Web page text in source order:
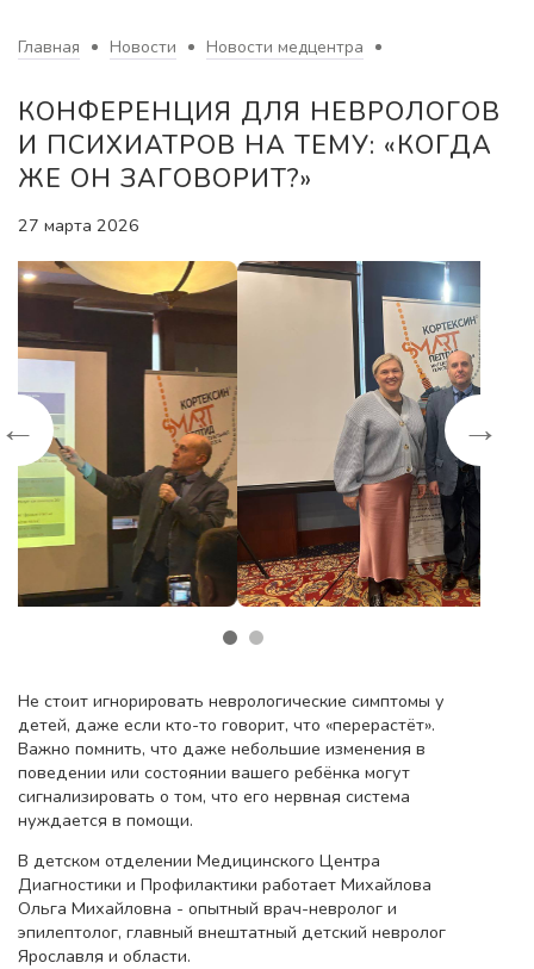
Главная Новости Новости медцентра
КОНФЕРЕНЦИЯ ДЛЯ НЕВРОЛОГОВ
И ПСИХИАТРОВ НА ТЕМУ: «КОГДА
ЖЕ ОН ЗАГОВОРИТ?»
27 марта 2026
← →
Не стоит игнорировать неврологические симптомы у
детей, даже если кто-то говорит, что «перерастёт».
Важно помнить, что даже небольшие изменения в
поведении или состоянии вашего ребёнка могут
сигнализировать о том, что его нервная система
нуждается в помощи.
В детском отделении Медицинского Центра
Диагностики и Профилактики работает Михайлова
Ольга Михайловна - опытный врач-невролог и
эпилептолог, главный внештатный детский невролог
Ярославля и области.